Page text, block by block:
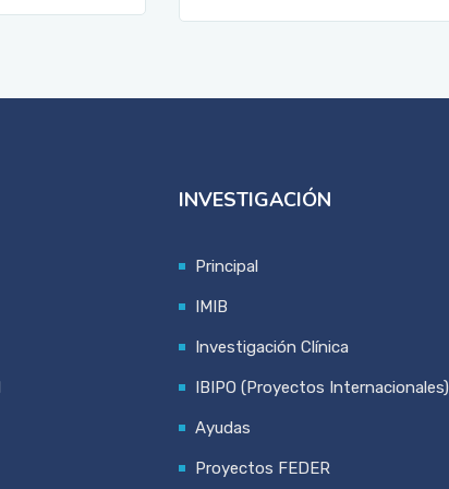
INVESTIGACIÓN
Principal
IMIB
Investigación Clínica
IBIPO (Proyectos Internacionales)
Ayudas
Proyectos FEDER